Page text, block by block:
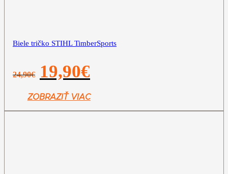
Biele tričko STIHL TimberSports
24,90€
Pôvodná
cena
24,90€.
19,90€
19,90€.
ZOBRAZIŤ VIAC